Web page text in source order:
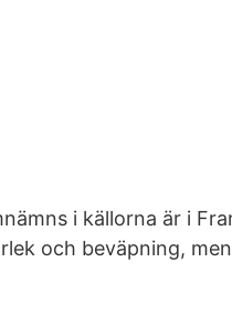
i källorna är i
och beväpning,